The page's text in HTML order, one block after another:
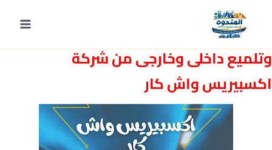
المحتوى
غسيل سيارات بالبخار بالرياض من الداخل
وتلميع داخلى وخارجى من شركة
اكسبيريس واش كار